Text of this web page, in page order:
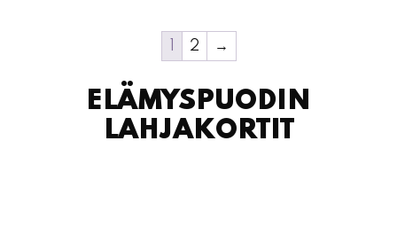
ELÄMYSPUODIN
LAHJAKORTIT